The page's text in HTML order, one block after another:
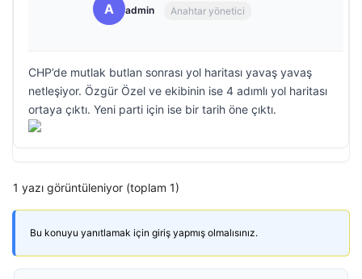
A admin Anahtar yönetici
CHP’de mutlak butlan sonrası yol haritası yavaş yavaş
netleşiyor. Özgür Özel ve ekibinin ise 4 adımlı yol haritası
ortaya çıktı. Yeni parti için ise bir tarih öne çıktı.
1 yazı görüntüleniyor (toplam 1)
Bu konuyu yanıtlamak için giriş yapmış olmalısınız.